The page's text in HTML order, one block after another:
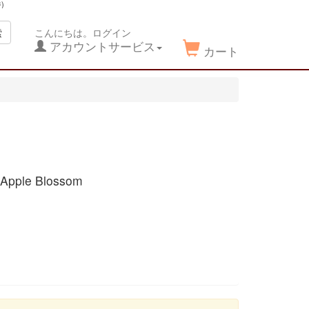
こんにちは。ログイン
アカウントサービス カート
Blossom